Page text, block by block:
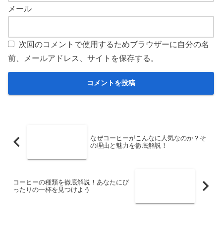
メール
次回のコメントで使用するためブラウザーに自分の名
前、メールアドレス、サイトを保存する。
なぜコーヒーがこんなに人気なのか？そ
の理由と魅力を徹底解説！
コーヒーの種類を徹底解説！あなたにぴ
ったりの一杯を見つけよう